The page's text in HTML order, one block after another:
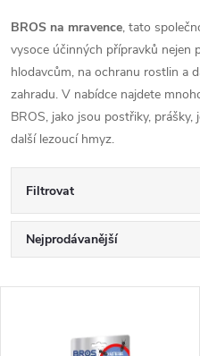
BROS na mravence, tato
vysoce účinných přípravků nejen
hlodavcům, na ochranu rostlin a
zahradu. V nabídce najdete
BROS, jako jsou postřiky,
další lezoucí hmyz.
Filtrovat
a
Nejprodávanější
Nejdražší